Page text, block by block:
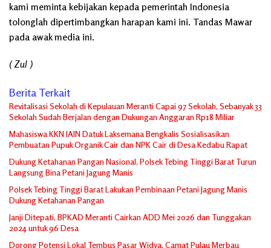
kami meminta kebijakan kepada pemerintah Indonesia
tolonglah dipertimbangkan harapan kami ini. Tandas Mawar
pada awak media ini.
( Zul )
Berita Terkait
Revitalisasi Sekolah di Kepulauan Meranti Capai 97 Sekolah, Sebanyak 33
Sekolah Sudah Berjalan dengan Dukungan Anggaran Rp18 Miliar
Mahasiswa KKN IAIN Datuk Laksemana Bengkalis Sosialisasikan
Pembuatan Pupuk Organik Cair dan NPK Cair di Desa Kedabu Rapat
Dukung Ketahanan Pangan Nasional, Polsek Tebing Tinggi Barat Turun
Langsung Bina Petani Jagung Manis
Polsek Tebing Tinggi Barat Lakukan Pembinaan Petani Jagung Manis
Dukung Ketahanan Pangan
Janji Ditepati, BPKAD Meranti Cairkan ADD Mei 2026 dan Tunggakan
2024 untuk 96 Desa
Dorong Potensi Lokal Tembus Pasar Widya, Camat Pulau Merbau